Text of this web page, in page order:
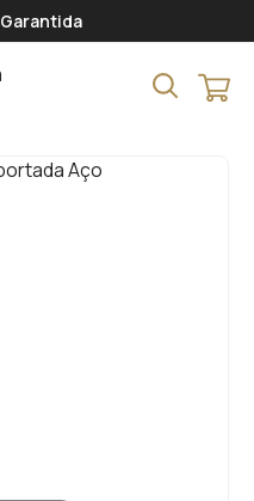
Garantida